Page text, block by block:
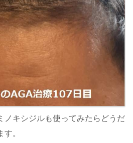
ノキシジルも使ってみたらどうだ
。